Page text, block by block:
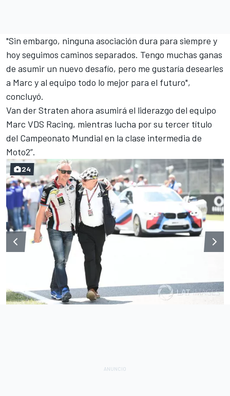
"Sin embargo, ninguna asociación dura para siempre y
hoy seguimos caminos separados. Tengo muchas ganas
de asumir un nuevo desafío, pero me gustaría desearles
a Marc y al equipo todo lo mejor para el futuro",
concluyó.
Van der Straten ahora asumirá el liderazgo del equipo
Marc VDS Racing, mientras lucha por su tercer título
del Campeonato Mundial en la clase intermedia de
Moto2”.
24